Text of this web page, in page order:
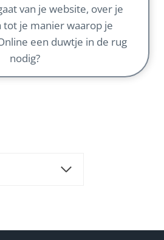
van je website, over je
tot je manier waarop je
een duwtje in de rug
nodig?